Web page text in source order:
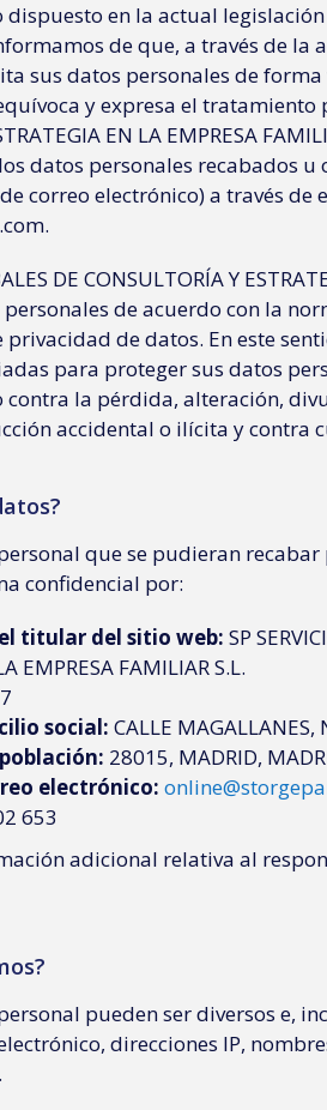
en la actual
de que, a través de la
sus datos personales de
y expresa el tratamiento
EN LA EMPRESA
datos personales recabados
correo electrónico) a través de
DE CONSULTORÍA Y
de acuerdo con la
de datos. En este
para proteger sus datos
la pérdida, alteración,
accidental o ilícita y contra
que se pudieran
confidencial por:
titular del sitio web: SP
EMPRESA FAMILIAR S.L.
social: CALLE MAGALLANES,
28015, MADRID,
electrónico:
653
adicional relativa al
pueden ser diversos e,
direcciones IP,